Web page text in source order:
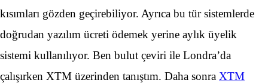
kısımları gözden geçirebiliyor. Ayrıca bu tür sistemlerde
doğrudan yazılım ücreti ödemek yerine aylık üyelik
sistemi kullanılıyor. Ben bulut çeviri ile Londra’da
çalışırken XTM üzerinden tanıştım. Daha sonra XTM